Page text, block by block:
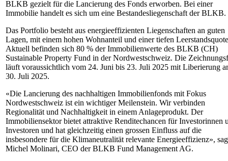
BLKB gezielt für die Lancierung des Fonds erworben. Bei einer
Immobilie handelt es sich um eine Bestandesliegenschaft der BLKB.
Das Portfolio besteht aus energieeffizienten Liegenschaften an guten
Lagen, mit einem hohen Wohnanteil und einer tiefen
Aktuell befinden sich 80 % der Immobilienwerte des BLKB (CH)
Sustainable Property Fund in der Nordwestschweiz. Die
läuft voraussichtlich vom 24. Juni bis 23. Juli 2025 mit Liberierung
30. Juli 2025.
«Die Lancierung des nachhaltigen Immobilienfonds mit Fokus
Nordwestschweiz ist ein wichtiger Meilenstein. Wir verbinden
Regionalität und Nachhaltigkeit in einem Anlageprodukt. Der
Immobiliensektor bietet attraktive Renditechancen für Investorinnen
Investoren und hat gleichzeitig einen grossen Einfluss auf die
insbesondere für die Klimaneutralität relevante Energieeffizienz»,
Michel Molinari, CEO der BLKB Fund Management AG.